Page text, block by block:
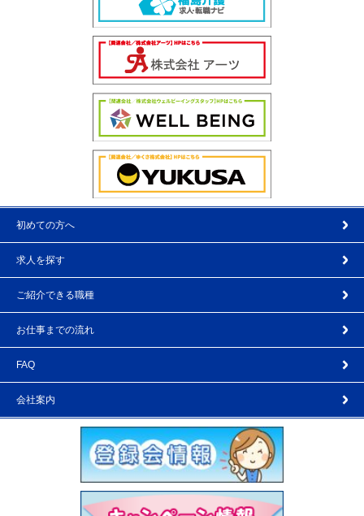
初めての方へ
求人を探す
ご紹介できる職種
お仕事までの流れ
FAQ
会社案内